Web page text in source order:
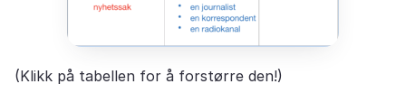
(Klikk på tabellen for å forstørre den!)